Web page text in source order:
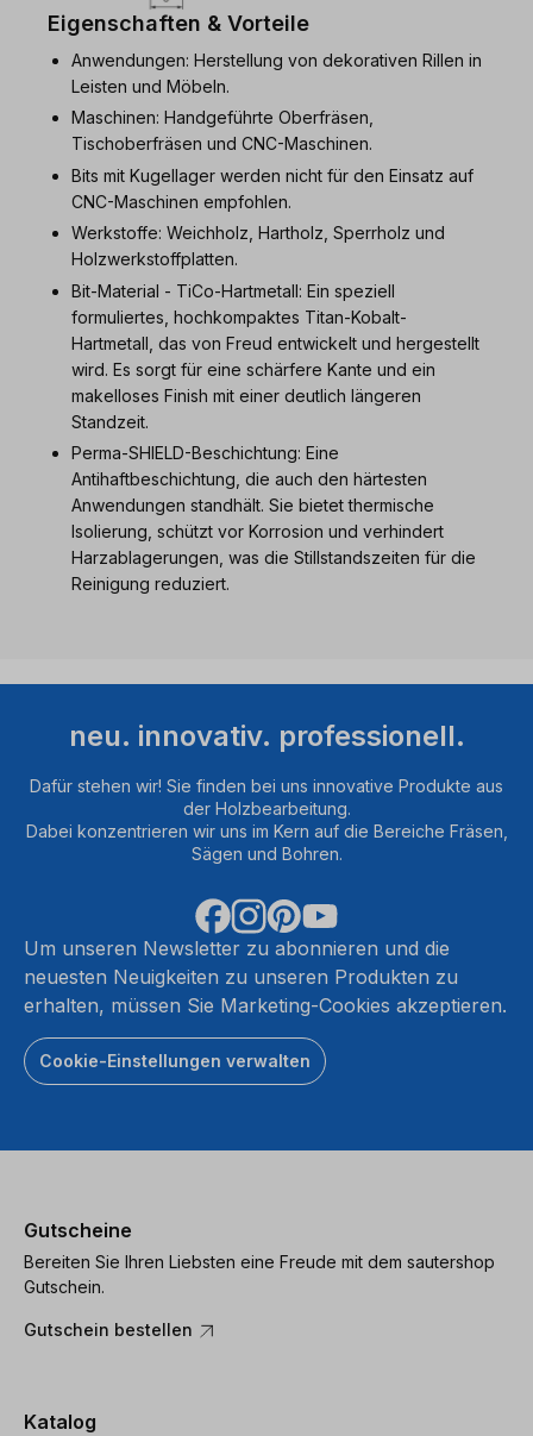
Eigenschaften & Vorteile
Anwendungen: Herstellung von dekorativen Rillen in
Leisten und Möbeln.
Maschinen: Handgeführte Oberfräsen,
Tischoberfräsen und CNC-Maschinen.
Bits mit Kugellager werden nicht für den Einsatz auf
CNC-Maschinen empfohlen.
Werkstoffe: Weichholz, Hartholz, Sperrholz und
Holzwerkstoffplatten.
Bit-Material - TiCo-Hartmetall: Ein speziell
formuliertes, hochkompaktes Titan-Kobalt-
Hartmetall, das von Freud entwickelt und hergestellt
wird. Es sorgt für eine schärfere Kante und ein
makelloses Finish mit einer deutlich längeren
Standzeit.
Perma-SHIELD-Beschichtung: Eine
Antihaftbeschichtung, die auch den härtesten
Anwendungen standhält. Sie bietet thermische
Isolierung, schützt vor Korrosion und verhindert
Harzablagerungen, was die Stillstandszeiten für die
Reinigung reduziert.
neu. innovativ. professionell.
Dafür stehen wir! Sie finden bei uns innovative Produkte aus
der Holzbearbeitung.
Dabei konzentrieren wir uns im Kern auf die Bereiche Fräsen,
Sägen und Bohren.
Um unseren Newsletter zu abonnieren und die
neuesten Neuigkeiten zu unseren Produkten zu
erhalten, müssen Sie Marketing-Cookies akzeptieren.
Cookie-Einstellungen verwalten
Gutscheine
Bereiten Sie Ihren Liebsten eine Freude mit dem sautershop
Gutschein.
Gutschein bestellen
Katalog